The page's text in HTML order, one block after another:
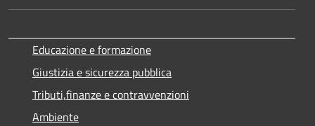
Educazione e formazione
Giustizia e sicurezza pubblica
Tributi,finanze e contravvenzioni
Ambiente